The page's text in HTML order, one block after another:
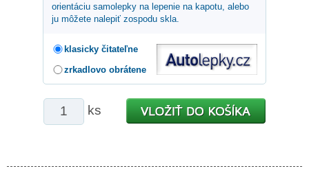
orientáciu samolepky na lepenie na kapotu, alebo
ju môžete nalepiť zospodu skla.
klasicky čitateľne
zrkadlovo obrátene
ks